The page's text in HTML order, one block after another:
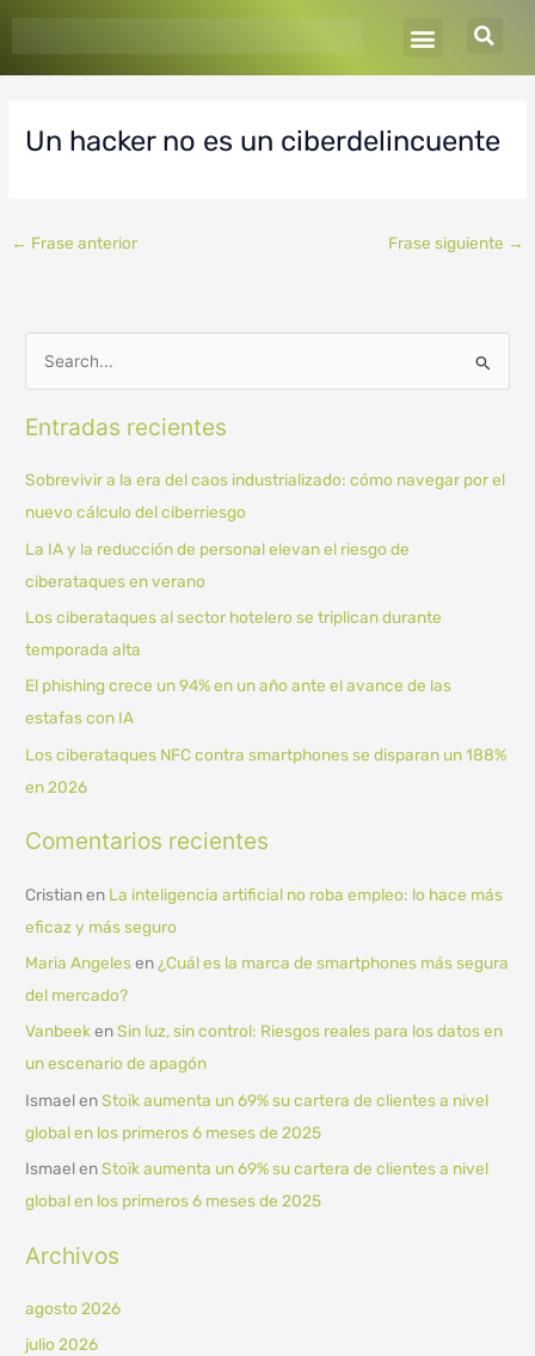
Un hacker no es un ciberdelincuente
← Frase anterior Frase siguiente →
s
p
o
r
:
Entradas recientes
Sobrevivir a la era del caos industrializado: cómo navegar por el
nuevo cálculo del ciberriesgo
La IA y la reducción de personal elevan el riesgo de
ciberataques en verano
Los ciberataques al sector hotelero se triplican durante
temporada alta
El phishing crece un 94% en un año ante el avance de las
estafas con IA
Los ciberataques NFC contra smartphones se disparan un 188%
en 2026
Comentarios recientes
Cristianen La inteligencia artificial no roba empleo: lo hace más
eficaz y más seguro
Maria Angelesen ¿Cuál es la marca de smartphones más segura
del mercado?
VanbeekenSin luz, sin control: Riesgos reales para los datos en
un escenario de apagón
IsmaelenStoïk aumenta un 69% su cartera de clientes a nivel
global en los primeros 6 meses de 2025
IsmaelenStoïk aumenta un 69% su cartera de clientes a nivel
global en los primeros 6 meses de 2025
Archivos
agosto 2026
julio 2026